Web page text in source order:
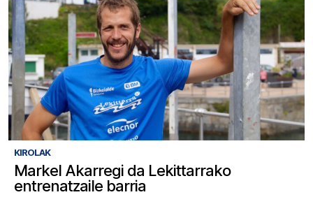
KIROLAK
Markel Akarregi da Lekittarrako
entrenatzaile barria